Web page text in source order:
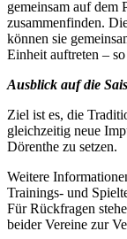
gemeinsam auf dem
zusammenfinden.
können sie
Einheit auftreten –
Ausblick auf die
Ziel ist es, die
gleichzeitig neue
Dörenthe zu setzen.
Weitere
Trainings- und
Für Rückfragen
beider Vereine zur